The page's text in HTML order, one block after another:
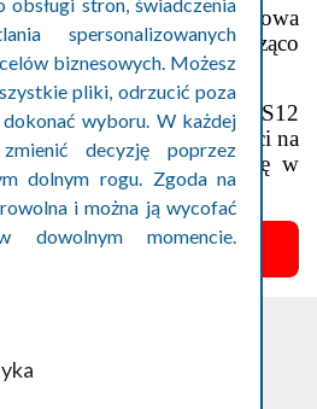
spersonalizowanych
biznesowych. Możesz
pliki, odrzucić poza
wyboru. W każdej
decyzję poprzez
dolnym rogu. Zgoda na
i można ją wycofać
dowolnym momencie.
kontrola ciśnienia i terminowa
mogą jednak znacząco
tragedii.
taka jak ta na S12
ciężkim oszczędności na
łatwo mogą zamienić się w
prywatności